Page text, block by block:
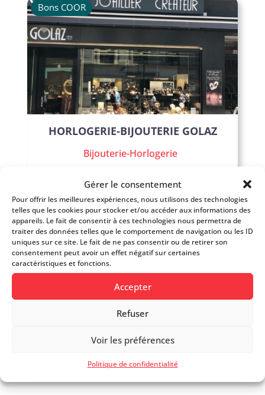
Gérer le consentement
Pour offrir les meilleures expériences, nous utilisons des technologies
telles que les cookies pour stocker et/ou accéder aux informations des
appareils. Le fait de consentir à ces technologies nous permettra de
traiter des données telles que le comportement de navigation ou les ID
uniques sur ce site. Le fait de ne pas consentir ou de retirer son
consentement peut avoir un effet négatif sur certaines
caractéristiques et fonctions.
Accepter
Refuser
Voir les préférences
Politique de confidentialité
HORLOGERIE-BIJOUTERIE GOLAZ
Bijouterie-Horlogerie
Bons COOR
REZZONICO BIJOUTERIE
Bons COOR